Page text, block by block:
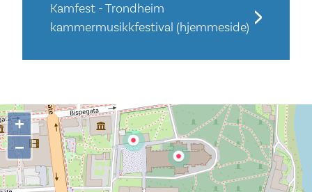
Kamfest - Trondheim
kammermusikkfestival (hjemmeside)
+
−